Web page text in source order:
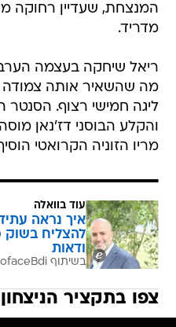
המנצחת, שעדיין רחוקה
מדריד.
מה שהשאיר אותה צמודה
ליגה חמישי רצוף. הסנטר
מריו הזוניה הקרואטי הוסיף
עוד בוואלה
איך נראה
להצליח בשוק
ודאות
בשיתוף CofaceBdi
צפו בתקציר